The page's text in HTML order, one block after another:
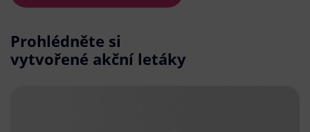
Prohlédněte si
vytvořené akční letáky